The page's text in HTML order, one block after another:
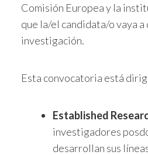
Comisión Europea y la
que la/el candidata/o vaya
investigación.
Esta convocatoria está
Established
investigadores
desarrollan sus